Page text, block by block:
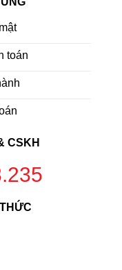
toán
CSKH